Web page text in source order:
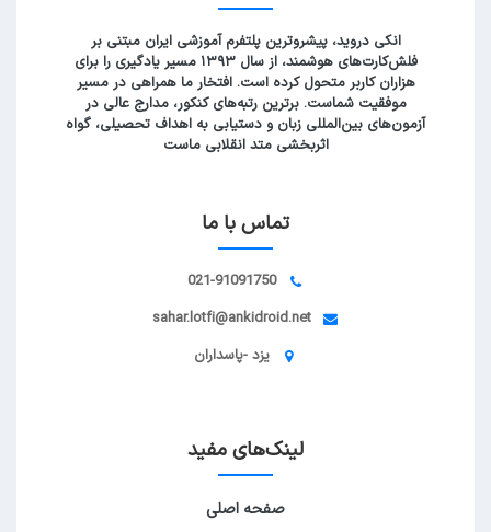
انکی دروید، پیشروترین پلتفرم آموزشی ایران مبتنی بر
فلش‌کارت‌های هوشمند، از سال ۱۳۹۳ مسیر یادگیری را برای
هزاران کاربر متحول کرده است. افتخار ما همراهی در مسیر
موفقیت شماست. برترین رتبه‌های کنکور، مدارج عالی در
آزمون‌های بین‌المللی زبان و دستیابی به اهداف تحصیلی، گواه
اثربخشی متد انقلابی ماست
تماس با ما
021-91091750
sahar.lotfi@ankidroid.net
یزد -پاسداران
لینک‌های مفید
صفحه اصلی